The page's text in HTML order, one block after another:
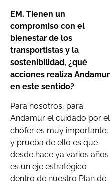
EM. Tienen un
compromiso con el
bienestar de los
transportistas y la
sostenibilidad, ¿qué
acciones realiza Andamur
en este sentido?
Para nosotros, para
Andamur el cuidado por el
chófer es muy importante,
y prueba de ello es que
desde hace ya varios años
es un eje estratégico
dentro de nuestro Plan de